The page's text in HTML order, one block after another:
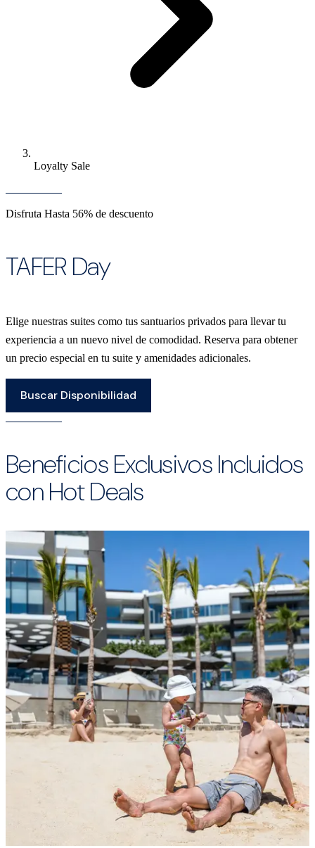
Loyalty Sale
Disfruta Hasta 56% de descuento
TAFER Day
Elige nuestras suites como tus santuarios privados para llevar tu
experiencia a un nuevo nivel de comodidad. Reserva para obtener
un precio especial en tu suite y amenidades adicionales.
Buscar Disponibilidad
Beneficios Exclusivos Incluidos
con Hot Deals